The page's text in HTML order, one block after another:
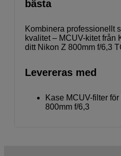
bästa
Kombinera professionellt
kvalitet – MCUV-kitet från
ditt Nikon Z 800mm f/6,3
Levereras med
Kase MCUV-filter
800mm f/6,3